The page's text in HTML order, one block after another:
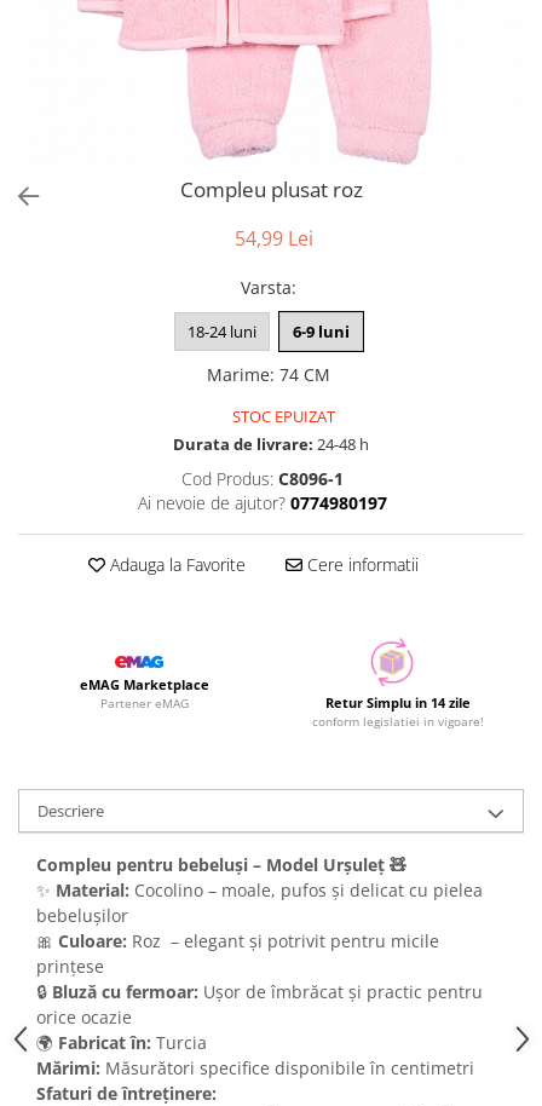
Compleu plusat roz
54,99 Lei
Varsta:
18-24 luni 6-9 luni
Marime: 74 CM
STOC EPUIZAT
Durata de livrare: 24-48 h
Cod Produs: C8096-1
Ai nevoie de ajutor? 0774980197
Adauga la Favorite Cere informatii
eMAG Marketplace
Partener eMAG Retur Simplu in 14 zile
conform legislatiei in vigoare!
Descriere
Compleu pentru bebeluși – Model Urșuleț 🧸
✨ Material: Cocolino – moale, pufos și delicat cu pielea
bebelușilor
🎀 Culoare: Roz – elegant și potrivit pentru micile
prințese
🔒 Bluză cu fermoar: Ușor de îmbrăcat și practic pentru
orice ocazie
🌍 Fabricat în: Turcia
Mărimi: Măsurători specifice disponibile în centimetri
Sfaturi de întreținere: